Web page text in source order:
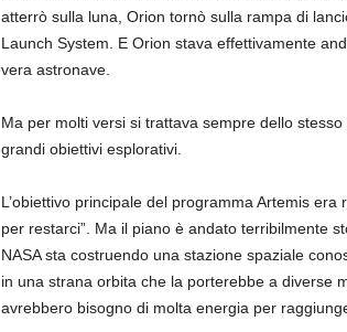
atterrò sulla luna, Orion tornò sulla rampa di
Launch System. E Orion stava effettivamente
vera astronave.
Ma per molti versi si trattava sempre dello
grandi obiettivi esplorativi.
L’obiettivo principale del programma Artemis
per restarci”. Ma il piano è andato terribilmente
NASA sta costruendo una stazione spaziale
in una strana orbita che la porterebbe a diverse
avrebbero bisogno di molta energia per